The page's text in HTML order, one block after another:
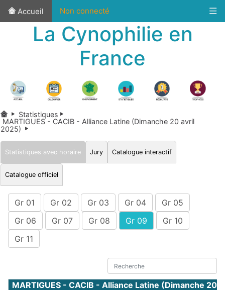
Accueil Non connecté
La Cynophilie en
France
Statistiques
MARTIGUES - CACIB - Alliance Latine (Dimanche 20 avril
2025)
Statistiques avec horaire Jury Catalogue interactif
Catalogue officiel
Gr 01 Gr 02 Gr 03 Gr 04
Gr 05
Gr 06
Gr 07 Gr 08 Gr 09
Gr 10
Gr 11
MARTIGUES - CACIB - Alliance Latine (Dimanche